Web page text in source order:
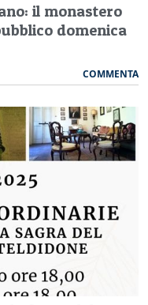
il monastero
domenica
COMMENTA